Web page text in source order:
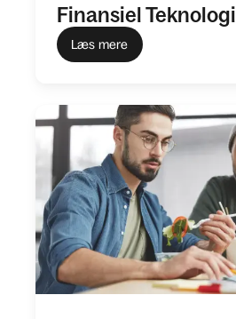
Finansiel Teknologi
Læs mere